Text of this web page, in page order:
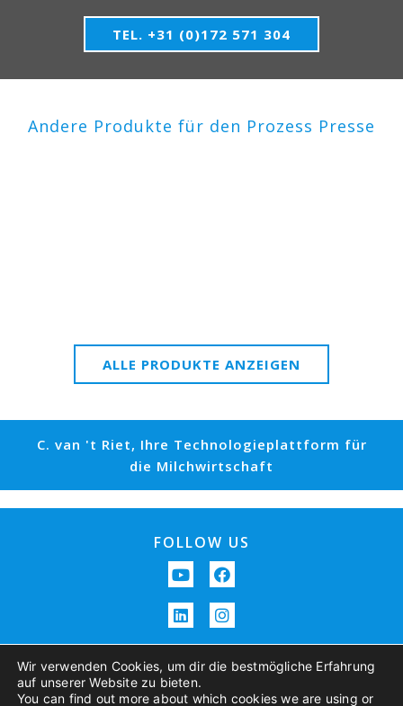
TEL. +31 (0)172 571 304
Andere Produkte für den Prozess Presse
ALLE PRODUKTE ANZEIGEN
C. van 't Riet, Ihre Technologieplattform für
die Milchwirtschaft
FOLLOW US
Wir verwenden Cookies, um dir die bestmögliche Erfahrung
auf unserer Website zu bieten.
You can find out more about which cookies we are using or